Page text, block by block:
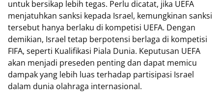
untuk bersikap lebih tegas. Perlu dicatat, jika UEFA
menjatuhkan sanksi kepada Israel, kemungkinan sanksi
tersebut hanya berlaku di kompetisi UEFA. Dengan
demikian, Israel tetap berpotensi berlaga di kompetisi
FIFA, seperti Kualifikasi Piala Dunia. Keputusan UEFA
akan menjadi preseden penting dan dapat memicu
dampak yang lebih luas terhadap partisipasi Israel
dalam dunia olahraga internasional.